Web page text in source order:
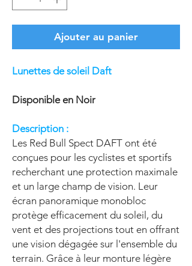
Ajouter au panier
Lunettes de soleil Daft
Disponible en Noir
Description :
Les Red Bull Spect DAFT ont été
conçues pour les cyclistes et sportifs
recherchant une protection maximale
et un large champ de vision. Leur
écran panoramique monobloc
protège efficacement du soleil, du
vent et des projections tout en offrant
une vision dégagée sur l'ensemble du
terrain. Grâce à leur monture légère